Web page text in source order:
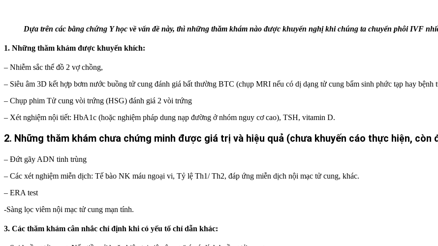
Dựa trên các bằng chứng Y học về vấn đề này, thì những thăm khám nào được khuyến nghị khi chúng ta chuyển phôi IVF
1. Những thăm khám được khuyến khích:
– Nhiễm sắc thể đồ 2 vợ chồng,
– Siêu âm 3D kết hợp bơm nước buồng tử cung đánh giá bất thường BTC (chụp MRI nếu có dị dạng tử cung bẩm sinh phức tạp hay bệnh
– Chụp phim Tử cung vòi trứng (HSG) đánh giá 2 vòi trứng
– Xét nghiệm nội tiết: HbA1c (hoặc nghiệm pháp dung nạp đường ở nhóm nguy cơ cao), TSH, vitamin D.
2. Những thăm khám chưa chứng minh được giá trị và hiệu quả (chưa khuyến cáo thực hiện, còn
– Đứt gãy ADN tinh trùng
– Các xét nghiệm miễn dịch: Tế bào NK máu ngoại vi, Tỷ lệ Th1/ Th2, đáp ứng miễn dịch nội mạc tử cung, khác.
– ERA test
-Sàng lọc viêm nội mạc tử cung mạn tính.
3. Các thăm khám cân nhắc chỉ định khi có yếu tố chỉ dẫn khác: